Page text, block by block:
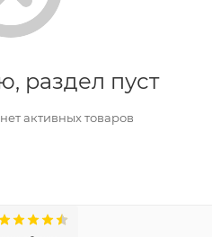
раздел пуст
активных товаров